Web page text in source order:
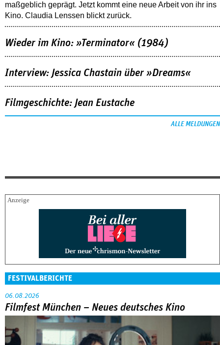
maßgeblich geprägt. Jetzt kommt eine neue Arbeit von ihr ins
Kino. Claudia Lenssen blickt zurück.
Wieder im Kino: »Terminator« (1984)
Interview: Jessica Chastain über »Dreams«
Filmgeschichte: Jean Eustache
ALLE MELDUNGEN
FESTIVALBERICHTE
06.08.2026
Filmfest München – Neues deutsches Kino